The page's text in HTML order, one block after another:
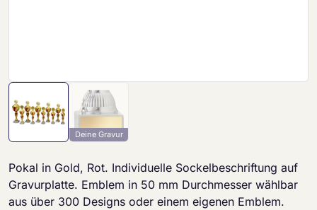
Deine Gravur
Pokal in Gold, Rot. Individuelle Sockelbeschriftung auf
Gravurplatte. Emblem in 50 mm Durchmesser wählbar
aus über 300 Designs oder einem eigenen Emblem.